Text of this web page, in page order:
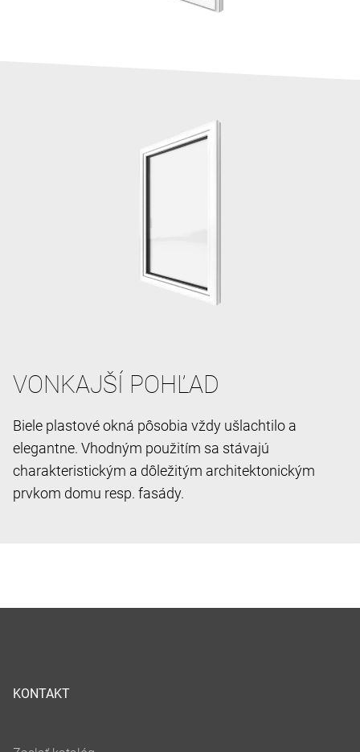
VONKAJŠÍ POHĽAD
Biele plastové okná pôsobia vždy ušlachtilo a
elegantne. Vhodným použitím sa stávajú
charakteristickým a dôležitým architektonickým
prvkom domu resp. fasády.
KONTAKT